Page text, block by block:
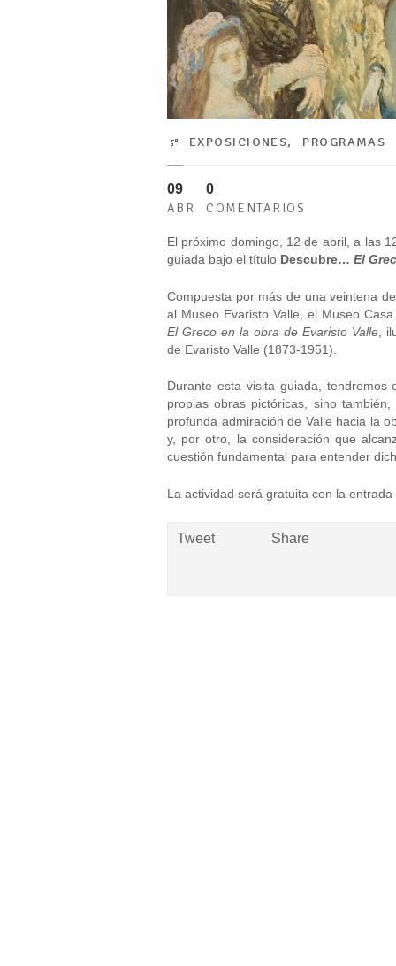
EXPOSICIONES, PROGRAMAS
09
ABR
0
COMENTARIOS
El próximo domingo, 12 de abril, a las
guiada bajo el título Descubre… El
Compuesta por más de una veintena
al Museo Evaristo Valle, el Museo
El Greco en la obra de Evaristo Valle,
de Evaristo Valle (1873-1951).
Durante esta visita guiada,
propias obras pictóricas, sino
profunda admiración de Valle hacia la
y, por otro, la consideración que
cuestión fundamental para entender
La actividad será gratuita con la entrada
Tweet Share